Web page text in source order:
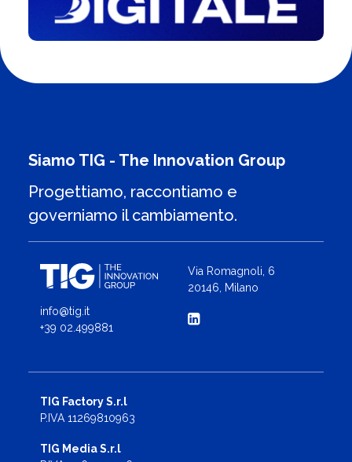
Siamo TIG - The Innovation Group
Progettiamo, raccontiamo e
governiamo il cambiamento.
info@tig.it
+39 02.499881
Via Romagnoli, 6
20146, Milano
TIG Factory S.r.l
P.IVA 11269810963
TIG Media S.r.l